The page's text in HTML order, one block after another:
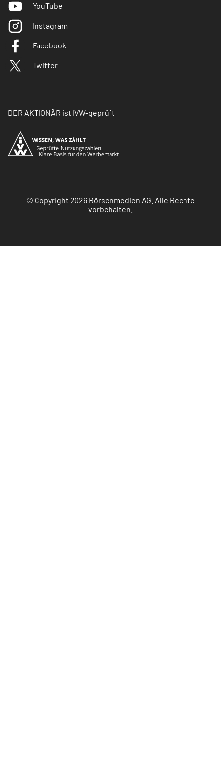
YouTube
Instagram
Facebook
Twitter
DER AKTIONÄR ist IVW-geprüft
© Copyright 2026 Börsenmedien AG. Alle Rechte
vorbehalten.